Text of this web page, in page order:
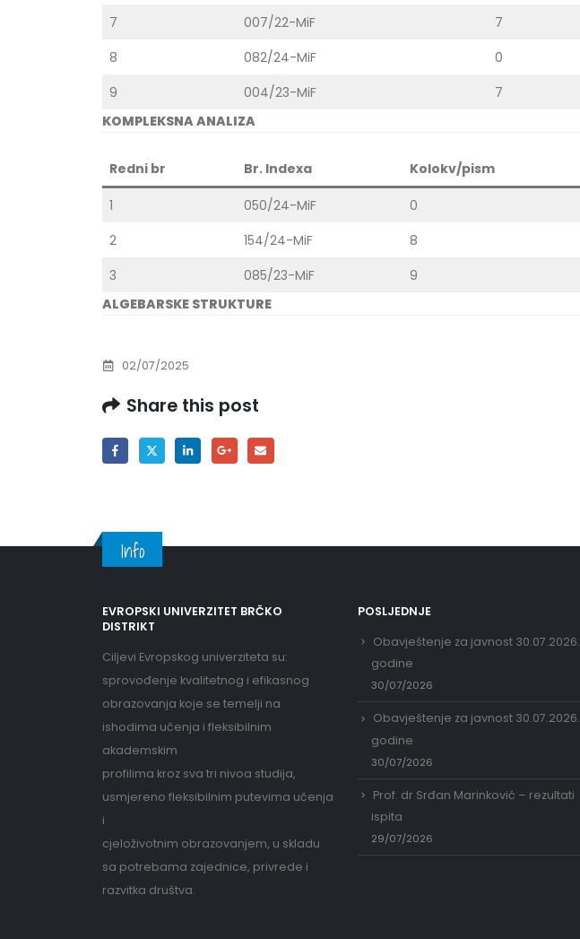
7
007/22-MiF 7
8
082/24-MiF 0
9
004/23-MiF 7
KOMPLEKSNA ANALIZA
Redni br Br. Indexa Kolokv/pism
1 050/24-MiF 0
2
154/24-MiF 8
3
085/23-MiF 9
ALGEBARSKE STRUKTURE
02/07/2025
Share this post
Info
EVROPSKI UNIVERZITET BRČKO
DISTRIKT
Ciljevi Evropskog univerziteta su:
sprovođenje kvalitetnog i efikasnog
obrazovanja koje se temelji na
ishodima učenja i fleksibilnim
akademskim
profilima kroz sva tri nivoa studija,
usmjereno fleksibilnim putevima učenja
i
cjeloživotnim obrazovanjem, u skladu
sa potrebama zajednice, privrede i
razvitka društva.
POSLJEDNJE
Obavještenje za javnost 30.07.2026.
godine
30/07/2026
Obavještenje za javnost 30.07.2026.
godine
30/07/2026
Prof. dr Srđan Marinković – rezultati
ispita
29/07/2026